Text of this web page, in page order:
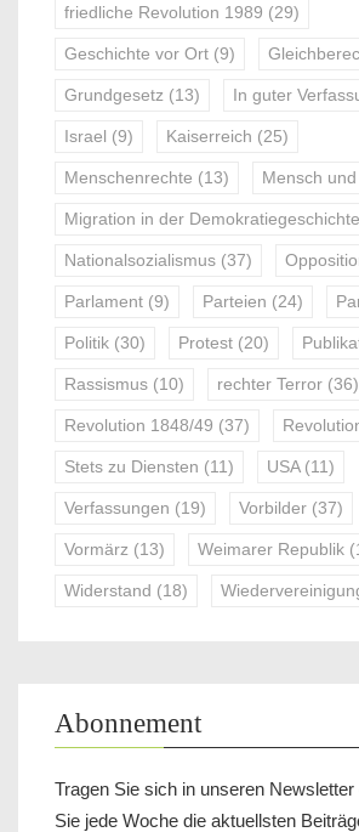
friedliche Revolution 1989 (29)
Geschichte vor Ort (9)
Grundgesetz (13) In guter
Israel (9) Kaiserreich (25)
Menschenrechte (13) Mensch
Migration in der Demokratiegeschichte
Nationalsozialismus (37)
Parlament (9) Parteien (24)
Politik (30) Protest (20)
Rassismus (10) rechter Terror (36)
Revolution 1848/49 (37)
Stets zu Diensten (11) USA(11)
Verfassungen (19) Vorbilder (37)
Vormärz (13) Weimarer Republik
Widerstand (18)
Abonnement
Tragen Sie sich in unseren Newsletter
Sie jede Woche die aktuellsten